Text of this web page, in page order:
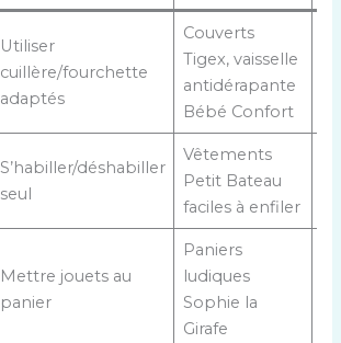
Utiliser
cuillère/fourchette
adaptés
Couverts
Tigex, vaisselle
antidérapante
Bébé Confort
S’habiller/déshabiller
seul
Vêtements
Petit Bateau
faciles à enfiler
Mettre jouets au
panier
Paniers
ludiques
Sophie la
Girafe